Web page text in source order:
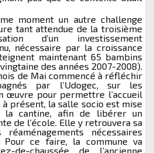
moment un autre challenge
tant attendue de la troisième
d’un investissement
nécessaire par la croissance
maintenant 65 bambins
des années 2007-2008).
de Mai commencé à réfléchir
par l’Udogec, sur les
œuvre pour permettre l’accueil
présent, la salle socio est mise
la cantine, afin de libérer un
de l’école. Elle y retrouvera sa
nécessaires
ce faire, la commune va
de-chaussée de l’ancienne